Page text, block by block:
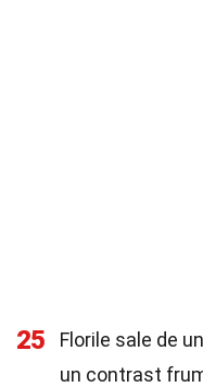
25
Florile sale de
un contrast